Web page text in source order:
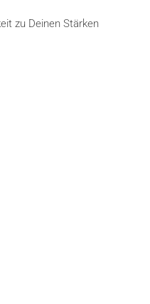
zu Deinen Stärken